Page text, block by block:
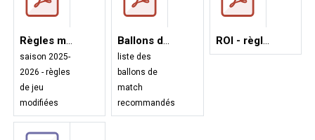
Règles modifiées - saison 2025-2026
saison 2025-
2026 - règles
de jeu
modifiées
Ballons de match
liste des
ballons de
match
recommandés
ROI - règlement d'ordre intérieur